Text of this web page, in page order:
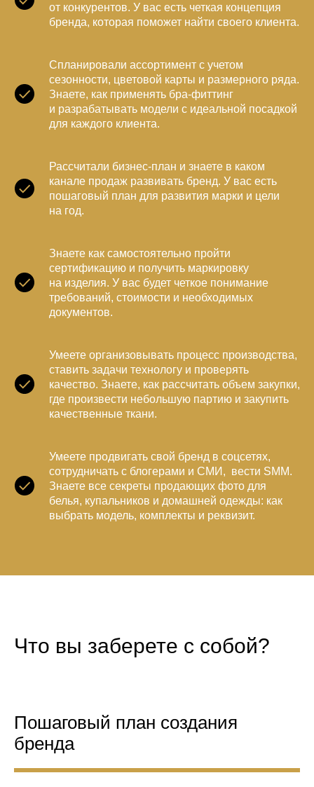
от конкурентов. У вас есть четкая концепция
бренда, которая поможет найти своего клиента.
Спланировали ассортимент с учетом
сезонности, цветовой карты и размерного ряда.
Знаете, как применять бра-фиттинг
и разрабатывать модели с идеальной посадкой
для каждого клиента.
Рассчитали бизнес-план и знаете в каком
канале продаж развивать бренд. У вас есть
пошаговый план для развития марки и цели
на год.
Знаете как самостоятельно пройти
сертификацию и получить маркировку
на изделия. У вас будет четкое понимание
требований, стоимости и необходимых
документов.
Умеете организовывать процесс производства,
ставить задачи технологу и проверять
качество. Знаете, как рассчитать объем закупки,
где произвести небольшую партию и закупить
качественные ткани.
Умеете продвигать свой бренд в соцсетях,
сотрудничать с блогерами и СМИ, вести SMM.
Знаете все секреты продающих фото для
белья, купальников и домашней одежды: как
выбрать модель, комплекты и реквизит.
Что вы заберете с собой?
Пошаговый план создания
бренда